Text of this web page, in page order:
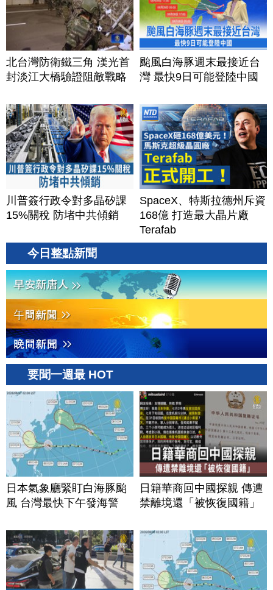
北台灣防衛鐵三角 漢光首
封淡江大橋驗證阻敵戰略
颱風白海豚週末最接近台
灣 最快9日可能登陸中國
川普簽行政令對多晶矽課
15%關稅 防堵中共傾銷
SpaceX、特斯拉德州斥資
168億 打造最大晶片廠
Terafab
今日整點新聞
要聞一週最 HOT
日本氣象廳緊盯白海豚颱
風 台灣最快下午發海警
日籍華商回中國探親 傳遭
禁離境還「被恢復國籍」